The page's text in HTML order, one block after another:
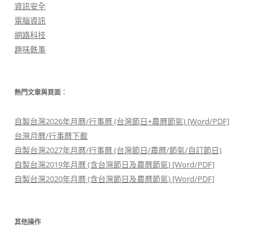
資訊安全
電腦資訊
網路科技
趣味軼事
熱門文章與頁面︰
自製台灣2026年月曆/行事曆 (台灣節日+農曆節氣) [Word/PDF]
台灣月曆/行事曆下載
自製台灣2027年月曆/行事曆 (台灣節日/農曆/節氣/自訂節日)
自製台灣2019年月曆 (含台灣節日及農曆節氣) [Word/PDF]
自製台灣2020年月曆 (含台灣節日及農曆節氣) [Word/PDF]
其他操作